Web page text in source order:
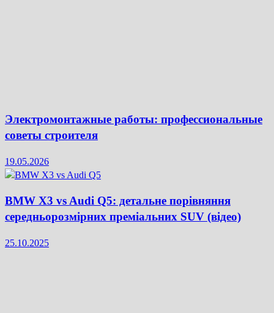
Электромонтажные работы: профессиональные
советы строителя
19.05.2026
BMW X3 vs Audi Q5: детальне порівняння
середньорозмірних преміальних SUV (відео)
25.10.2025